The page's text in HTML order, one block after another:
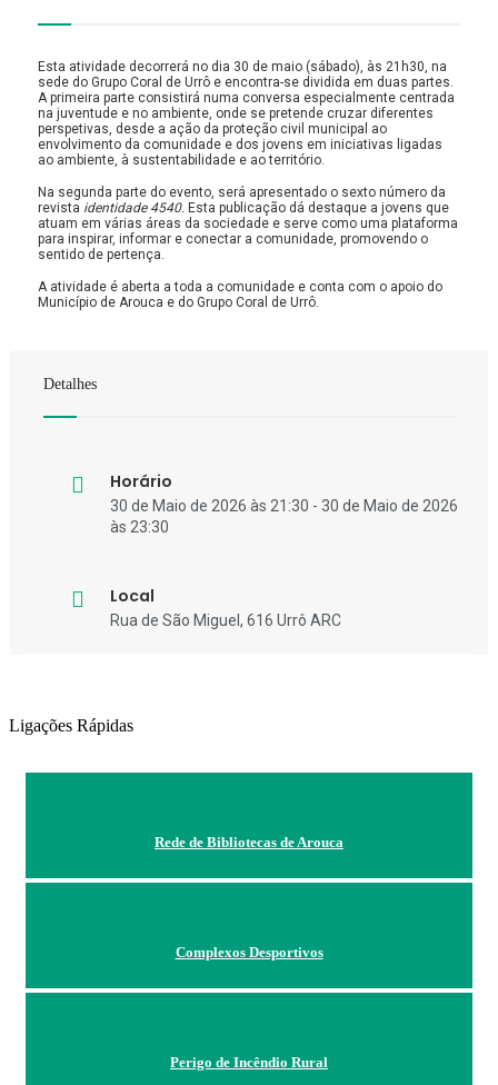
Esta atividade decorrerá no dia 30 de maio (sábado), às 21h30, na
sede do Grupo Coral de Urrô e encontra-se dividida em duas partes.
A primeira parte consistirá numa conversa especialmente centrada
na juventude e no ambiente, onde se pretende cruzar diferentes
perspetivas, desde a ação da proteção civil municipal ao
envolvimento da comunidade e dos jovens em iniciativas ligadas
ao ambiente, à sustentabilidade e ao território.
Na segunda parte do evento, será apresentado o sexto número da
revista identidade 4540. Esta publicação dá destaque a jovens que
atuam em várias áreas da sociedade e serve como uma plataforma
para inspirar, informar e conectar a comunidade, promovendo o
sentido de pertença.
A atividade é aberta a toda a comunidade e conta com o apoio do
Município de Arouca e do Grupo Coral de Urrô.
Detalhes
Horário
30 de Maio de 2026 às 21:30 - 30 de Maio de 2026
às 23:30
Local
Rua de São Miguel, 616 Urrô ARC
Ligações Rápidas
Rede de Bibliotecas de Arouca
Complexos Desportivos
Perigo de Incêndio Rural